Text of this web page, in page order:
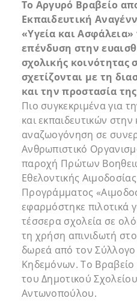
Το Αργυρό Βραβείο
Εκπαιδευτική
«Υγεία και
επένδυση στην
σχολικής κοινότητας
σχετίζονται με τη
και την προστασία
Πιο συγκεκριμένα για
και εκπαιδευτικών
αναζωογόνηση σε
Ανθρωπιστικό
παροχή Πρώτων
Εθελοντικής
Προγράμματος
εφαρμόστηκε πιλοτικά
τέσσερα σχολεία σε
τη χρήση απινιδωτή
δωρεά από τον Σύλλογο
Κηδεμόνων. Το
του Δημοτικού
Αντωνοπούλου.